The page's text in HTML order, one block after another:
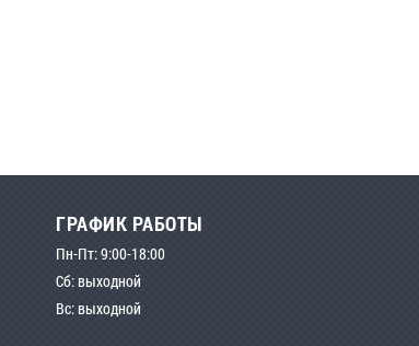
ГРАФИК РАБОТЫ
Пн-Пт: 9:00-18:00
Сб: выходной
Вс: выходной